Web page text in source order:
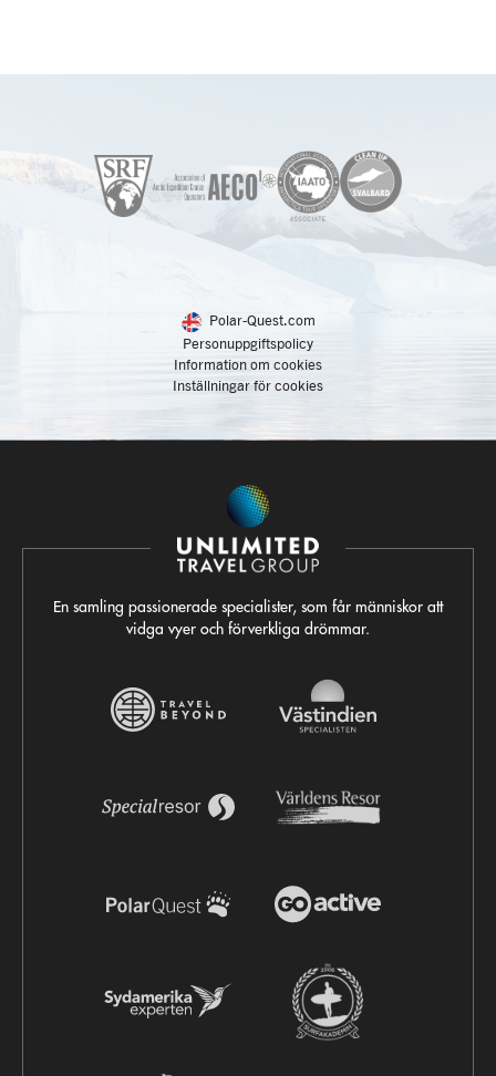
Polar-Quest.com
Personuppgiftspolicy
Information om cookies
Inställningar för cookies
En samling passionerade specialister, som får människor att
vidga vyer och förverkliga drömmar.